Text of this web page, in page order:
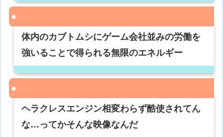
体内のカブトムシにゲーム会社並みの労働を
強いることで得られる無限のエネルギー
ヘラクレスエンジン相変わらず酷使されてん
な…ってかそんな映像なんだ